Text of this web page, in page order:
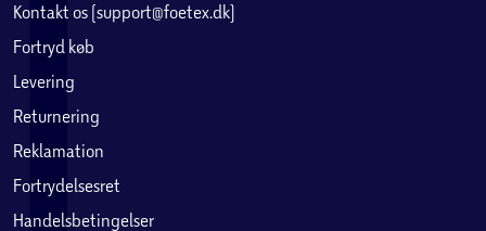
Kontakt os (support@foetex.dk)
Fortryd køb
Levering
Returnering
Reklamation
Fortrydelsesret
Handelsbetingelser